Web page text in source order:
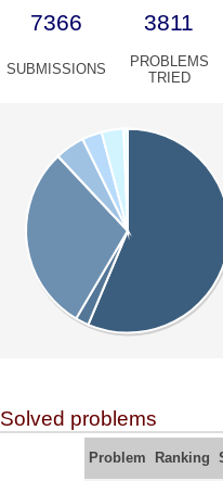
7366 3811
SUBMISSIONS
PROBLEMS
TRIED
Solved problems
Problem Ranking